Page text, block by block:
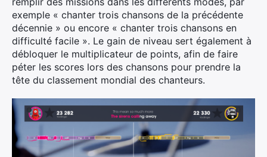
exemple « chanter trois chansons de la précédente
décennie » ou encore « chanter trois chansons en
difficulté facile ». Le gain de niveau sert également à
débloquer le multiplicateur de points, afin de faire
péter les scores lors des chansons pour prendre la
tête du classement mondial des chanteurs.